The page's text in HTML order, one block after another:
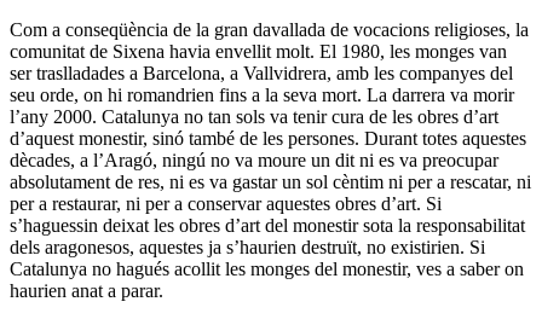
Com a conseqüència de la gran davallada de vocacions religioses, la
comunitat de Sixena havia envellit molt. El 1980, les monges van
ser traslladades a Barcelona, a Vallvidrera, amb les companyes del
seu orde, on hi romandrien fins a la seva mort. La darrera va morir
l’any 2000. Catalunya no tan sols va tenir cura de les obres d’art
d’aquest monestir, sinó també de les persones. Durant totes aquestes
dècades, a l’Aragó, ningú no va moure un dit ni es va preocupar
absolutament de res, ni es va gastar un sol cèntim ni per a rescatar, ni
per a restaurar, ni per a conservar aquestes obres d’art. Si
s’haguessin deixat les obres d’art del monestir sota la responsabilitat
dels aragonesos, aquestes ja s’haurien destruït, no existirien. Si
Catalunya no hagués acollit les monges del monestir, ves a saber on
haurien anat a parar.